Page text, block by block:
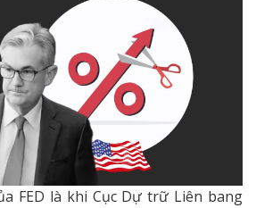
FED là khi Cục Dự trữ Liên bang